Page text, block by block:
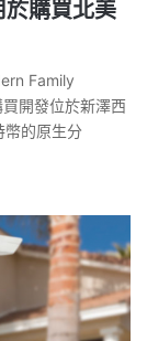
購買北美
Family
開發位於新澤西
幣的原生分